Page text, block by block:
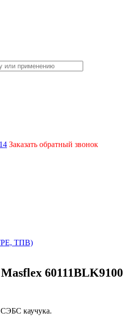
Заказать обратный звонок
ТПВ)
60111BLK9100
СЭБС каучука.